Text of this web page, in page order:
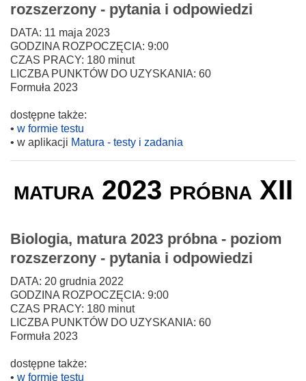
rozszerzony - pytania i odpowiedzi
DATA: 11 maja 2023
GODZINA ROZPOCZĘCIA: 9:00
CZAS PRACY: 180 minut
LICZBA PUNKTÓW DO UZYSKANIA: 60
Formuła 2023
dostępne także:
• w formie testu
• w aplikacji Matura - testy i zadania
matura 2023 próbna XII
Biologia, matura 2023 próbna - poziom
rozszerzony - pytania i odpowiedzi
DATA: 20 grudnia 2022
GODZINA ROZPOCZĘCIA: 9:00
CZAS PRACY: 180 minut
LICZBA PUNKTÓW DO UZYSKANIA: 60
Formuła 2023
dostępne także:
• w formie testu